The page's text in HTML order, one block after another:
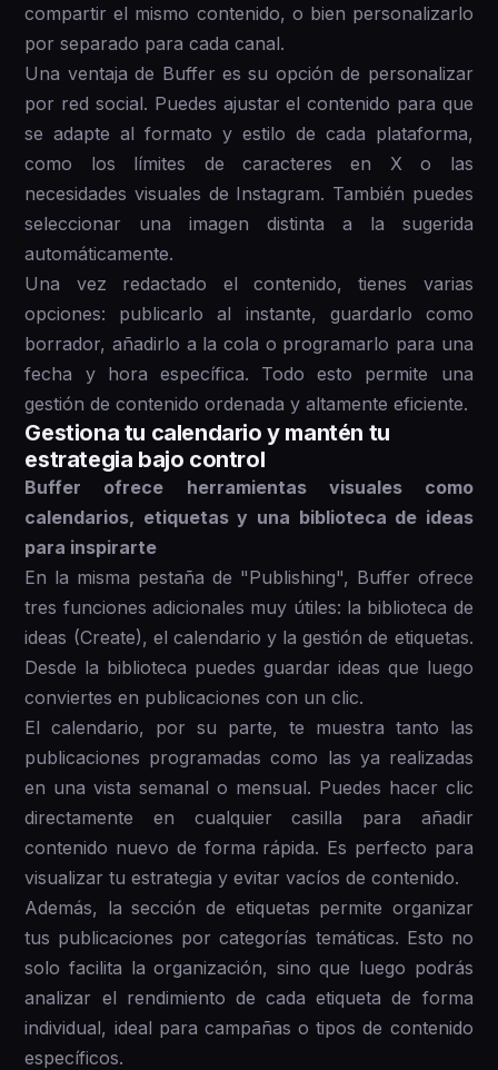
compartir el mismo contenido, o bien personalizarlo
por separado para cada canal.
Una ventaja de Buffer es su opción de personalizar
por red social. Puedes ajustar el contenido para que
se adapte al formato y estilo de cada plataforma,
como los límites de caracteres en X o las
necesidades visuales de Instagram. También puedes
seleccionar una imagen distinta a la sugerida
automáticamente.
Una vez redactado el contenido, tienes varias
opciones: publicarlo al instante, guardarlo como
borrador, añadirlo a la cola o programarlo para una
fecha y hora específica. Todo esto permite una
gestión de contenido ordenada y altamente eficiente.
Gestiona tu calendario y mantén tu
estrategia bajo control
Buffer ofrece herramientas visuales como
calendarios, etiquetas y una biblioteca de ideas
para inspirarte
En la misma pestaña de "Publishing", Buffer ofrece
tres funciones adicionales muy útiles: la biblioteca de
ideas (Create), el calendario y la gestión de etiquetas.
Desde la biblioteca puedes guardar ideas que luego
conviertes en publicaciones con un clic.
El calendario, por su parte, te muestra tanto las
publicaciones programadas como las ya realizadas
en una vista semanal o mensual. Puedes hacer clic
directamente en cualquier casilla para añadir
contenido nuevo de forma rápida. Es perfecto para
visualizar tu estrategia y evitar vacíos de contenido.
Además, la sección de etiquetas permite organizar
tus publicaciones por categorías temáticas. Esto no
solo facilita la organización, sino que luego podrás
analizar el rendimiento de cada etiqueta de forma
individual, ideal para campañas o tipos de contenido
específicos.